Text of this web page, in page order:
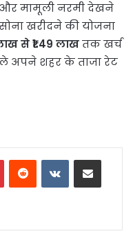
और मामूली नरमी देखने
खरीदने की योजना
से ₹1.49 लाखतक खर्च
अपने शहर के ताजा रेट
e
PinterestReddit VKontakteShare via Email